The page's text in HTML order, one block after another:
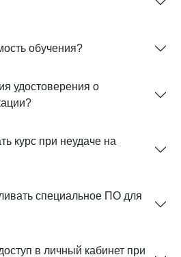
обучения?
удостоверения о
курс при неудаче на
специальное ПО для
в личный кабинет при